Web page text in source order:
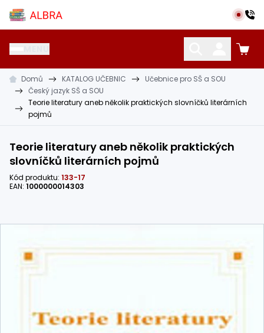
Přeskočit na hlavní obsah
Albra s.r.o.
KATALOG UČEBNIC CIZÍ JAZYKY OSTATNÍ POMŮCKY
Domů KATALOG UČEBNIC
Učebnice pro SŠ a SOU
Český jazyk SŠ a SOU
Teorie literatury aneb několik praktických slovníčků literárních
pojmů
Teorie literatury aneb několik praktických
slovníčků literárních pojmů
Kód produktu: 133-17
EAN: 1000000014303